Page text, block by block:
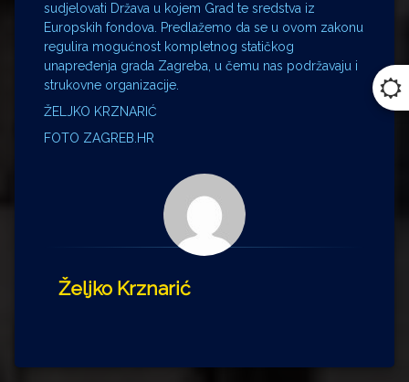
sudjelovati Država u kojem Grad te sredstva iz
Europskih fondova. Predlažemo da se u ovom zakonu
regulira mogućnost kompletnog statičkog
unapređenja grada Zagreba, u čemu nas podržavaju i
strukovne organizacije.
ŽELJKO KRZNARIĆ
FOTO ZAGREB.HR
Željko Krznarić